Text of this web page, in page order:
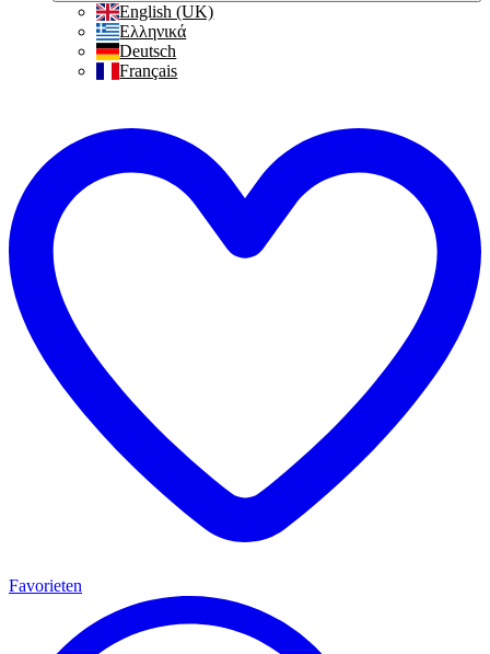
English (UK)
Ελληνικά
Deutsch
Français
Favorieten